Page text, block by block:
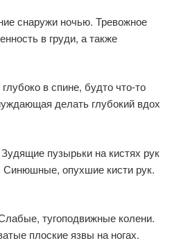
снаружи ночью. Тревожное
в груди, а также
в спине, будто что-то
делать глубокий вдох
пузырьки на кистях рук
Синюшные, опухшие кисти рук.
тугоподвижные колени.
плоские язвы на ногах.